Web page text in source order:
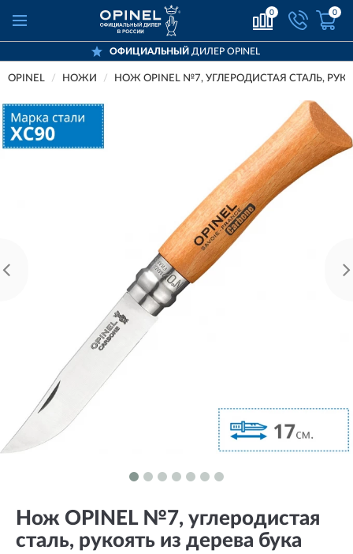
0 0
ОФИЦИАЛЬНЫЙ ДИЛЕР OPINEL
OPINEL НОЖИ НОЖ OPINEL №7, УГЛЕРОДИСТАЯ СТАЛЬ,
Нож OPINEL №7, углеродистая
сталь, рукоять из дерева бука